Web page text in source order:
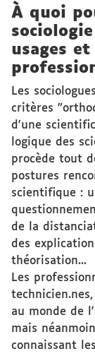
À quoi
usages
Les
critères
d'une
logique des
procède tout
postures
scientifique :
de la
des
théorisation...
Les
au monde de
mais
connaissant